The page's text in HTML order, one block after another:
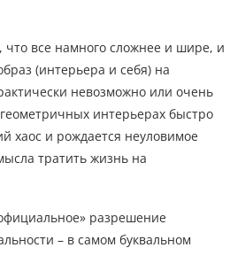
что все намного сложнее и шире, и
(интерьера и себя) на
невозможно или очень
интерьерах быстро
хаос и рождается неуловимое
тратить жизнь на
разрешение
– в самом буквальном